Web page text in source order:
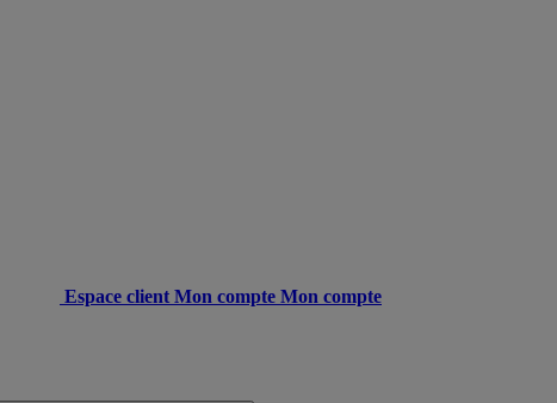
Espace client Mon compte Mon compte